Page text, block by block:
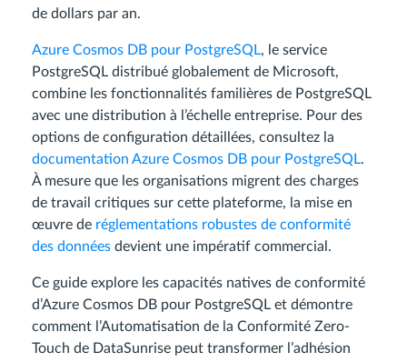
de dollars par an.
Azure Cosmos DB pour PostgreSQL, le service
PostgreSQL distribué globalement de Microsoft,
combine les fonctionnalités familières de PostgreSQL
avec une distribution à l’échelle entreprise. Pour des
options de configuration détaillées, consultez la
documentation Azure Cosmos DB pour PostgreSQL.
À mesure que les organisations migrent des charges
de travail critiques sur cette plateforme, la mise en
œuvre de réglementations robustes de conformité
des données devient une impératif commercial.
Ce guide explore les capacités natives de conformité
d’Azure Cosmos DB pour PostgreSQL et démontre
comment l’Automatisation de la Conformité Zero-
Touch de DataSunrise peut transformer l’adhésion